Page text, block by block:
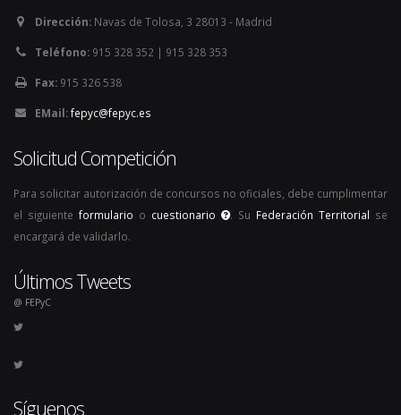
Dirección: Navas de Tolosa, 3 28013 - Madrid
Teléfono: 915 328 352 | 915 328 353
Fax: 915 326 538
EMail:fepyc@fepyc.es
Solicitud Competición
Para solicitar autorización de concursos no oficiales, debe cumplimentar
el siguiente formulario o cuestionario . Su Federación Territorial se
encargará de validarlo.
Últimos Tweets
@ FEPyC
Síguenos